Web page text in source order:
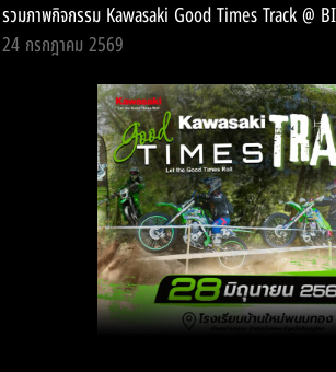
รวมภาพกิจกรรม Kawasaki Good Times Track @
24 กรกฎาคม 2569